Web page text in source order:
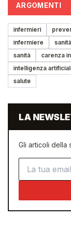
ARGOMENTI
infermieri
infermiere
sanità
carenza
intelligenza
salute
LA
Gli articoli della